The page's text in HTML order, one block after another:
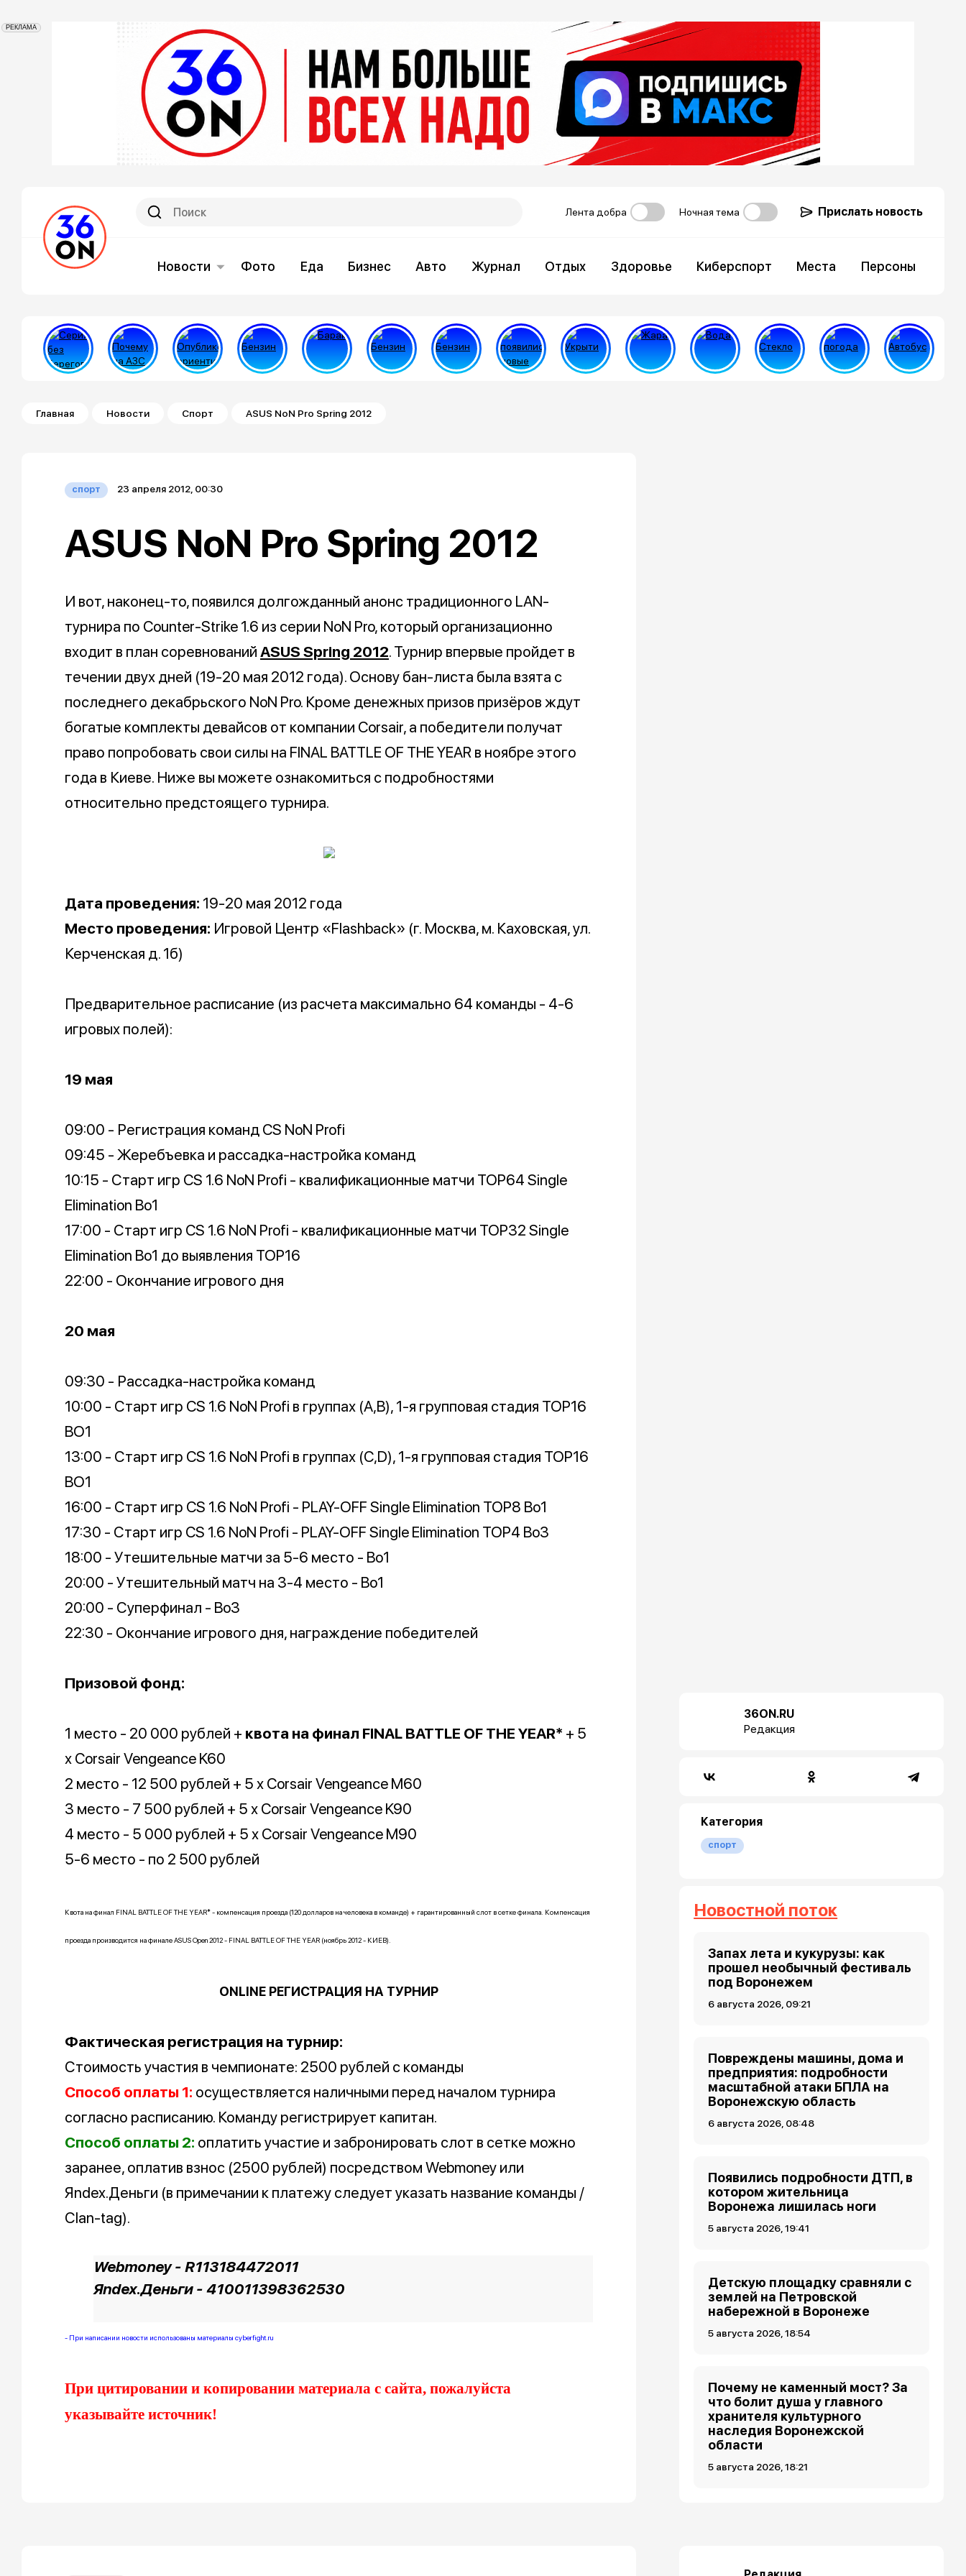
РЕКЛАМА
Лента добра Ночная тема Прислать новость
Новости Фото Еда Бизнес Авто Журнал Отдых Здоровье Киберспорт Места Персоны
Строка навигации
Главная Новости Спорт ASUS NoN Pro Spring 2012
спорт 23 апреля 2012, 00:30
ASUS NoN Pro Spring 2012
И вот, наконец-то, появился долгожданный анонс традиционного LAN-
турнира по Counter-Strike 1.6 из серии NoN Pro, который организационно
входит в план соревнований ASUS Spring 2012. Турнир впервые пройдет в
течении двух дней (19-20 мая 2012 года). Основу бан-листа была взята с
последнего декабрьского NoN Pro. Кроме денежных призов призёров ждут
богатые комплекты девайсов от компании Corsair, а победители получат
право попробовать свои силы на FINAL BATTLE OF THE YEAR в ноябре этого
года в Киеве. Ниже вы можете ознакомиться с подробностями
относительно предстоящего турнира.
Дата проведения: 19-20 мая 2012 года
Место проведения: Игровой Центр «Flashback» (г. Москва, м. Каховская, ул.
Керченская д. 1б)
Предварительное расписание (из расчета максимально 64 команды - 4-6
игровых полей):
19 мая
09:00 - Регистрация команд CS NoN Profi
09:45 - Жеребъевка и рассадка-настройка команд
10:15 - Старт игр CS 1.6 NoN Profi - квалификационные матчи TOP64 Single
Elimination Bo1
17:00 - Старт игр CS 1.6 NoN Profi - квалификационные матчи TOP32 Single
Elimination Bo1 до выявления TOP16
22:00 - Окончание игрового дня
20 мая
09:30 - Рассадка-настройка команд
10:00 - Старт игр CS 1.6 NoN Profi в группах (A,B), 1-я групповая стадия TOP16
BO1
13:00 - Старт игр CS 1.6 NoN Profi в группах (C,D), 1-я групповая стадия TOP16
BO1
16:00 - Старт игр CS 1.6 NoN Profi - PLAY-OFF Single Elimination TOP8 Bo1
17:30 - Старт игр CS 1.6 NoN Profi - PLAY-OFF Single Elimination TOP4 Bo3
18:00 - Утешительные матчи за 5-6 место - Bo1
20:00 - Утешительный матч на 3-4 место - Bo1
20:00 - Суперфинал - Bo3
22:30 - Окончание игрового дня, награждение победителей
Призовой фонд:
1 место - 20 000 рублей + квота на финал FINAL BATTLE OF THE YEAR* + 5
х Corsair Vengeance K60
2 место - 12 500 рублей + 5 х Corsair Vengeance M60
3 место - 7 500 рублей + 5 х Corsair Vengeance K90
4 место - 5 000 рублей + 5 х Corsair Vengeance M90
5-6 место - по 2 500 рублей
Квота на финал FINAL BATTLE OF THE YEAR* - компенсация проезда (120 долларов на человека в команде) + гарантированный слот в сетке финала. Компенсация
проезда производится на финале ASUS Open 2012 - FINAL BATTLE OF THE YEAR (ноябрь 2012 - КИЕВ).
ONLINE РЕГИСТРАЦИЯ НА ТУРНИР
Фактическая регистрация на турнир:
Стоимость участия в чемпионате: 2500 рублей с команды
Cпособ оплаты 1: осуществляется наличными перед началом турнира
согласно расписанию. Команду регистрирует капитан.
Способ оплаты 2: оплатить участие и забронировать слот в сетке можно
заранее, оплатив взнос (2500 рублей) посредством Webmoney или
Яndex.Деньги (в примечании к платежу следует указать название команды /
Сlan-tag).
Webmoney - R113184472011
Яndex.Деньги - 410011398362530
- При написании новости использованы материалы cyberfight.ru
При цитировании и копировании материала с сайта, пожалуйста
указывайте источник!
36ON.RU
Редакция
Категория
спорт
Новостной поток
Запах лета и кукурузы: как
прошел необычный фестиваль
под Воронежем
6 августа 2026, 09:21
Повреждены машины, дома и
предприятия: подробности
масштабной атаки БПЛА на
Воронежскую область
6 августа 2026, 08:48
Появились подробности ДТП, в
котором жительница
Воронежа лишилась ноги
5 августа 2026, 19:41
Детскую площадку сравняли с
землей на Петровской
набережной в Воронеже
5 августа 2026, 18:54
Почему не каменный мост? За
что болит душа у главного
хранителя культурного
наследия Воронежской
области
5 августа 2026, 18:21